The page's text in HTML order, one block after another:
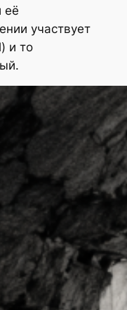
её
участвует
и то